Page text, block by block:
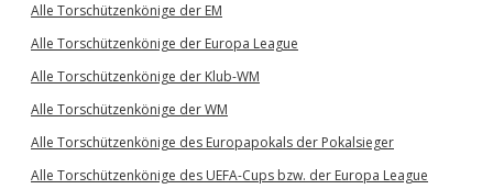
Alle Torschützenkönige der EM
Alle Torschützenkönige der Europa League
Alle Torschützenkönige der Klub-WM
Alle Torschützenkönige der WM
Alle Torschützenkönige des Europapokals der Pokalsieger
Alle Torschützenkönige des UEFA-Cups bzw. der Europa League